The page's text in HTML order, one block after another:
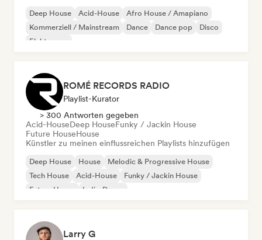
Deep House Acid-House
Afro House / Amapiano
Kommerziell / Mainstream
Dance Dance pop
Disco
Elektropop
ROMÉ RECORDS RADIO
Playlist-Kurator
> 300 Antworten gegeben
Acid-HouseDeep HouseFunky / Jackin House
Future HouseHouse
Künstler zu meinen einflussreichen Playlists hinzufügen
Deep House House
Melodic & Progressive House
Tech House
Acid-House
Funky / Jackin House
Future House
Indie-Dance
Larry G